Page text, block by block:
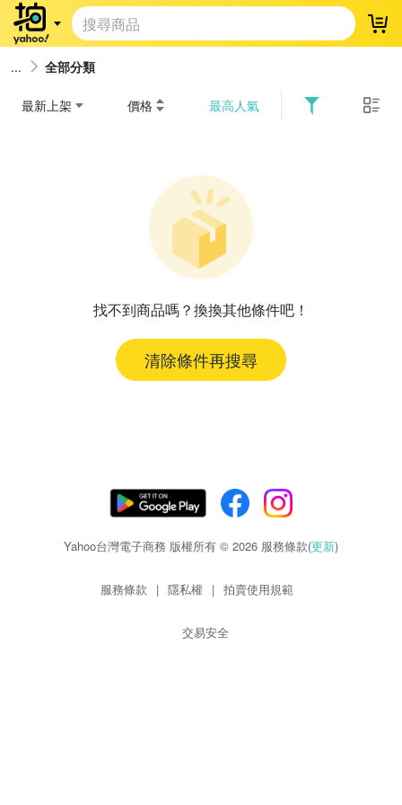
登
全部分類
最新上架 價格 最高人氣
找不到商品嗎？換換其他條件吧！
清除條件再搜尋
Yahoo台灣電子商務 版權所有 © 2026 服務條款(更新)
服務條款 | 隱私權 | 拍賣使用規範
交易安全